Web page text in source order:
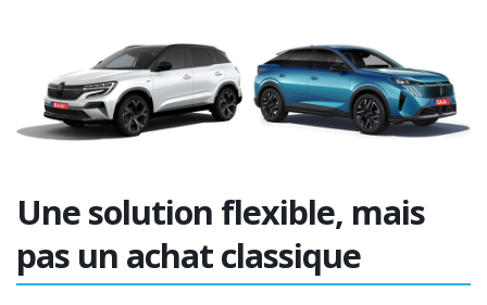
Une solution flexible, mais
pas un achat classique